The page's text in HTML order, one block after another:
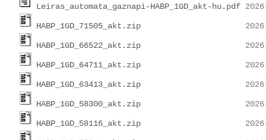
Leiras_automata_gaznapi-HABP_1GD_akt-hu.pdf
HABP_1GD_71505_akt.zip
HABP_1GD_66522_akt.zip
HABP_1GD_64711_akt.zip
HABP_1GD_63413_akt.zip
HABP_1GD_58300_akt.zip
HABP_1GD_58116_akt.zip